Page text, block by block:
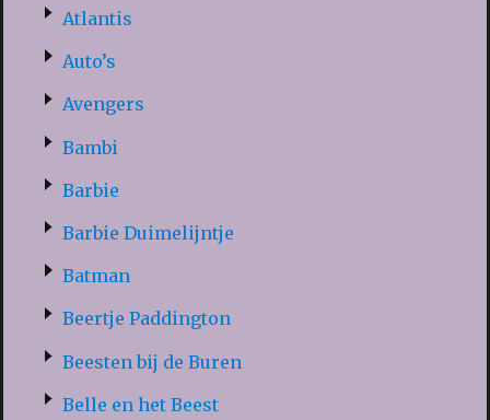
Atlantis
Auto’s
Avengers
Bambi
Barbie
Barbie Duimelijntje
Batman
Beertje Paddington
Beesten bij de Buren
Belle en het Beest